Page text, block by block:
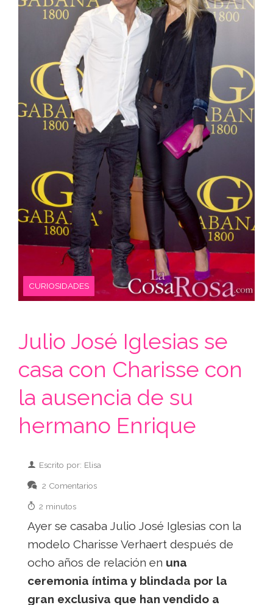
CURIOSIDADES
Julio José Iglesias se
casa con Charisse con
la ausencia de su
hermano Enrique
Escrito por: Elisa
2 Comentarios
2 minutos
Ayer se casaba Julio José Iglesias con la
modelo Charisse Verhaert después de
ocho años de relación en una
ceremonia íntima y blindada por la
gran exclusiva que han vendido a